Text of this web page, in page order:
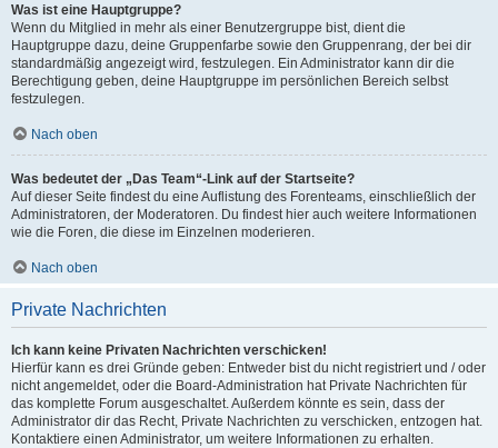
Was ist eine Hauptgruppe?
Wenn du Mitglied in mehr als einer Benutzergruppe bist, dient die
Hauptgruppe dazu, deine Gruppenfarbe sowie den Gruppenrang, der bei dir
standardmäßig angezeigt wird, festzulegen. Ein Administrator kann dir die
Berechtigung geben, deine Hauptgruppe im persönlichen Bereich selbst
festzulegen.
Nach oben
Was bedeutet der „Das Team“-Link auf der Startseite?
Auf dieser Seite findest du eine Auflistung des Forenteams, einschließlich der
Administratoren, der Moderatoren. Du findest hier auch weitere Informationen
wie die Foren, die diese im Einzelnen moderieren.
Nach oben
Private Nachrichten
Ich kann keine Privaten Nachrichten verschicken!
Hierfür kann es drei Gründe geben: Entweder bist du nicht registriert und / oder
nicht angemeldet, oder die Board-Administration hat Private Nachrichten für
das komplette Forum ausgeschaltet. Außerdem könnte es sein, dass der
Administrator dir das Recht, Private Nachrichten zu verschicken, entzogen hat.
Kontaktiere einen Administrator, um weitere Informationen zu erhalten.